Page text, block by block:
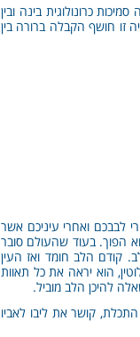
כרונולוגית בינה ובין
זו חושף הקבלה ברורה בין
לבבכם ואחרי עיניכם אשר
הפוך. בעוד שהעולם סובר
קודם הלב חומד ואז העין
הוא יראה את כל תאוות
להיכן הלב מוביל.
קושר את ליבו לאביו